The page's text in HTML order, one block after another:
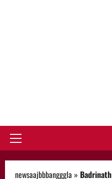
Primary
newsaajbbbangggla » Badrinath